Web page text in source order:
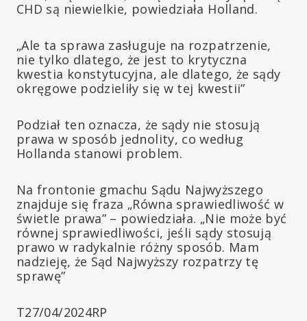
CHD są niewielkie, powiedziała Holland.
„Ale ta sprawa zasługuje na rozpatrzenie,
nie tylko dlatego, że jest to krytyczna
kwestia konstytucyjna, ale dlatego, że sądy
okręgowe podzieliły się w tej kwestii”
Podział ten oznacza, że sądy nie stosują
prawa w sposób jednolity, co według
Hollanda stanowi problem.
Na frontonie gmachu Sądu Najwyższego
znajduje się fraza „Równa sprawiedliwość w
świetle prawa” – powiedziała. „Nie może być
równej sprawiedliwości, jeśli sądy stosują
prawo w radykalnie różny sposób. Mam
nadzieję, że Sąd Najwyższy rozpatrzy tę
sprawę”
T27/04/2024RP